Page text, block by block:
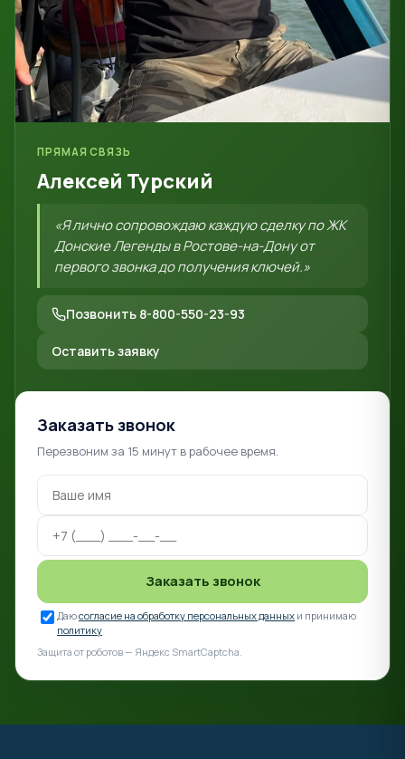
ПРЯМАЯ СВЯЗЬ
Алексей Турский
«Я лично сопровождаю каждую сделку по ЖК
Донские Легенды в Ростове-на-Дону от
первого звонка до получения ключей.»
Позвонить 8-800-550-23-93
Оставить заявку
Заказать звонок
Перезвоним за 15 минут в рабочее время.
Заказать звонок
Даюсогласие на обработку персональных данных и принимаю
политику
Защита от роботов — Яндекс SmartCaptcha.